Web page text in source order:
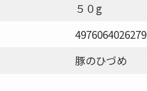
５０g
4976064026279
豚のひづめ